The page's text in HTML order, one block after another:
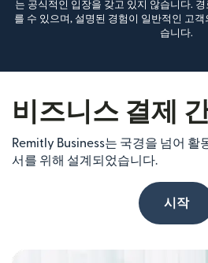
는 공식적인 입장을 갖고 있지 않습니다.
를 수 있으며, 설명된 경험이 일반적인 고
습니다.
비즈니스 결제
Remitly Business는 국경을 넘어 활
서를 위해 설계되었습니다.
시작